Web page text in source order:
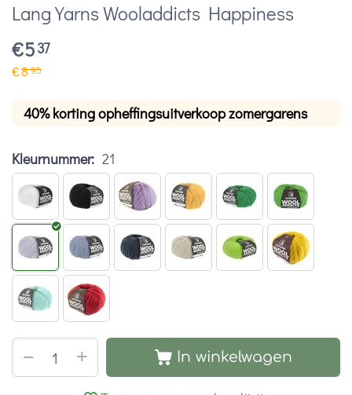
Lang Yarns Wooladdicts Happiness
€537
€895
40% korting opheffingsuitverkoop zomergarens
Kleurnummer: 21
+
− In winkelwagen